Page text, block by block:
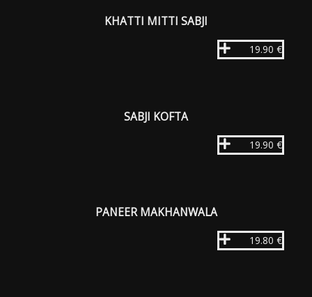
KHATTI MITTI SABJI
19.90 €
SABJI KOFTA
19.90 €
PANEER MAKHANWALA
19.80 €